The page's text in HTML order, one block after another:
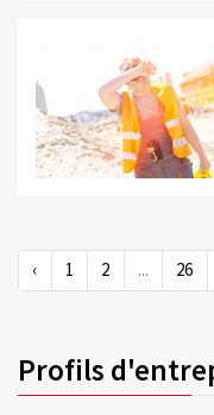
‹ 1 2 ... 26
Profils